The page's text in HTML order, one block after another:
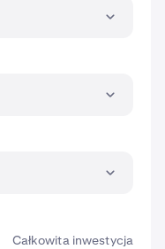
Całkowita inwestycja